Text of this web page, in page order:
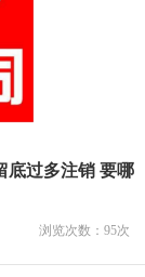
底过多注销 要哪
浏览次数： 95次